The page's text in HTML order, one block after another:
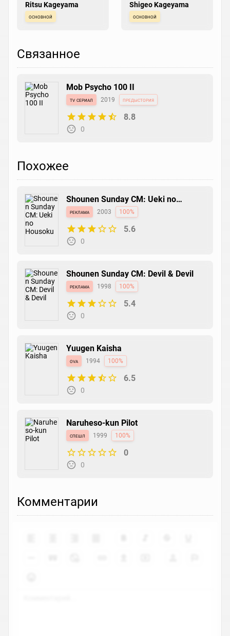
Ritsu Kageyama
основной
Shigeo Kageyama
основной
Связанное
Mob Psycho 100 II
tv сериал 2019 предыстория
8.8
0
Похожее
Shounen Sunday CM: Ueki no
Housoku
реклама 2003 100%
5.6
0
Shounen Sunday CM: Devil & Devil
реклама 1998 100%
5.4
0
Yuugen Kaisha
ova 1994 100%
6.5
0
Naruheso-kun Pilot
спешл 1999 100%
0
0
Комментарии